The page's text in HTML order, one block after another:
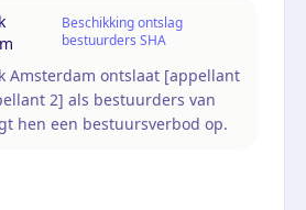
Beschikking ontslag
bestuurders SHA
Amsterdam ontslaat [appellant
2] als bestuurders van
hen een bestuursverbod op.